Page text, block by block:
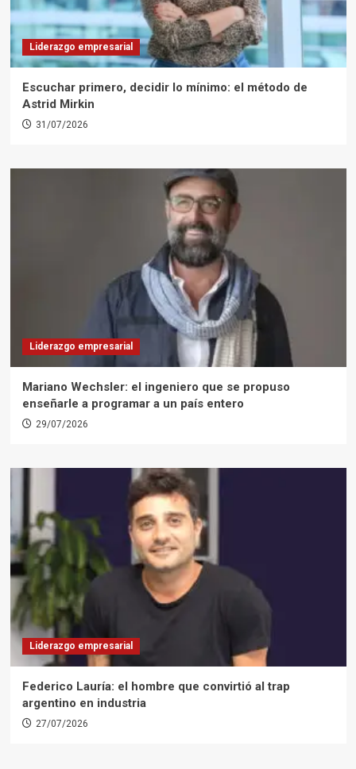
Liderazgo empresarial
Escuchar primero, decidir lo mínimo: el método de
Astrid Mirkin
31/07/2026
Liderazgo empresarial
Mariano Wechsler: el ingeniero que se propuso
enseñarle a programar a un país entero
29/07/2026
Liderazgo empresarial
Federico Lauría: el hombre que convirtió al trap
argentino en industria
27/07/2026